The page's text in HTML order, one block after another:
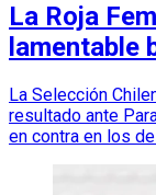
La Roja
lamentable
La Selección
resultado ante
en contra en los